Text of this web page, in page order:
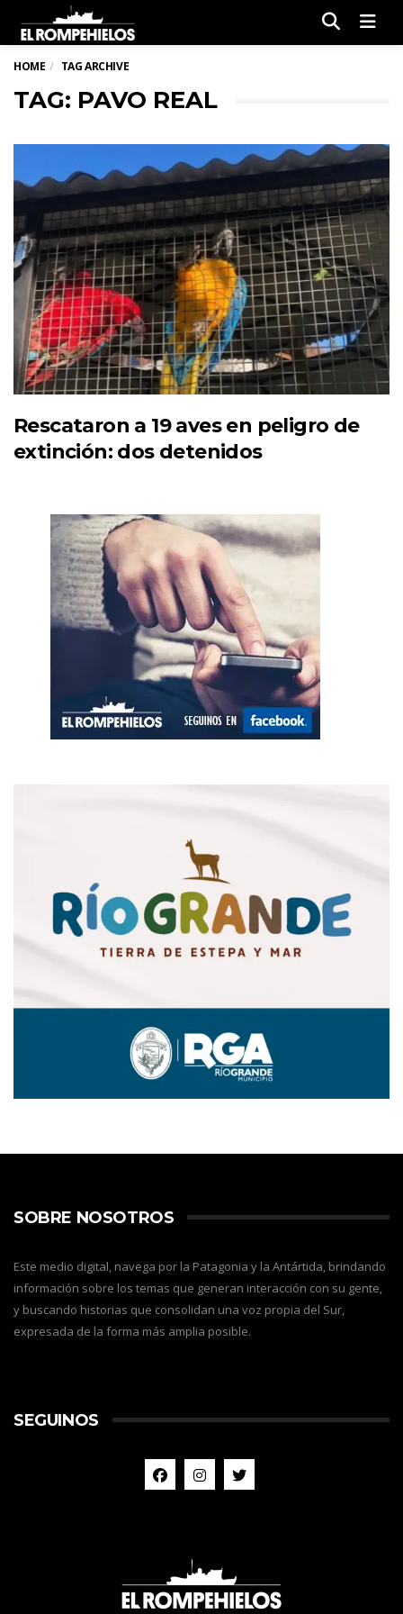
HOME TAG ARCHIVE
TAG: PAVO REAL
Rescataron a 19 aves en peligro de
extinción: dos detenidos
SOBRE NOSOTROS
Este medio digital, navega por la Patagonia y la Antártida, brindando
información sobre los temas que generan interacción con su gente,
y buscando historias que consolidan una voz propia del Sur,
expresada de la forma más amplia posible.
SEGUINOS